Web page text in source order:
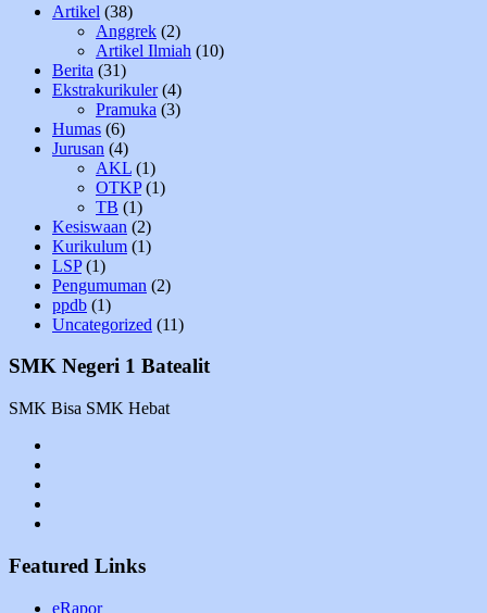
Artikel (38)
Anggrek (2)
Artikel Ilmiah (10)
Berita (31)
Ekstrakurikuler(4)
Pramuka (3)
Humas (6)
Jurusan (4)
AKL (1)
OTKP(1)
TB (1)
Kesiswaan (2)
Kurikulum (1)
LSP(1)
Pengumuman (2)
ppdb (1)
Uncategorized (11)
SMK Negeri 1 Batealit
SMK Bisa SMK Hebat
Featured Links
eRapor